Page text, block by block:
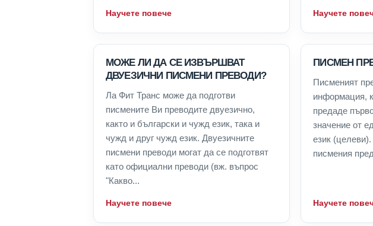
Научете повече Научете
МОЖЕ ЛИ ДА СЕ ИЗВЪРШВАТ
ДВУЕЗИЧНИ ПИСМЕНИ ПРЕВОДИ?
Ла Фит Транс може да подготви
писмените Ви преводите двуезично,
както и български и чужд език, така и
чужд и друг чужд език. Двуезичните
писмени преводи могат да се подготвят
като официални преводи (вж. въпрос
"Какво...
Научете повече
ПИСМЕН
Писменият
информация,
предаде
значение от
език
писмения
Научете